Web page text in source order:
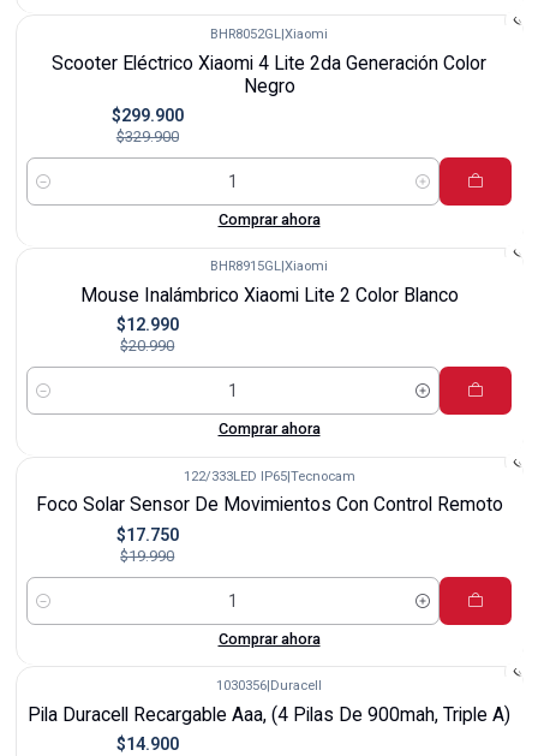
BHR8052GL Xiaomi
Scooter Eléctrico Xiaomi 4 Lite 2da Generación Color
Negro
$299.900
$329.900
Cantidad
Comprar ahora
BHR8915GL Xiaomi
Mouse Inalámbrico Xiaomi Lite 2 Color Blanco
$12.990
$20.990
Cantidad
Comprar ahora
122/333LED IP65|Tecnocam
Foco Solar Sensor De Movimientos Con Control Remoto
$17.750
$19.990
Cantidad
Comprar ahora
1030356 Duracell
Pila Duracell Recargable Aaa, (4 Pilas De 900mah, Triple A)
$14.900